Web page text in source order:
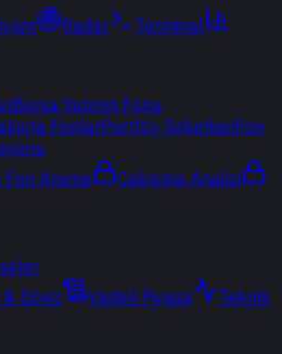
Radar
Terminal
Borsa Yatırım Fonu
FonlarPortföy ŞirketleriFon
Fon Arama
Çakışma Analizi
Döviz Vadeli Piyasa
Teknik